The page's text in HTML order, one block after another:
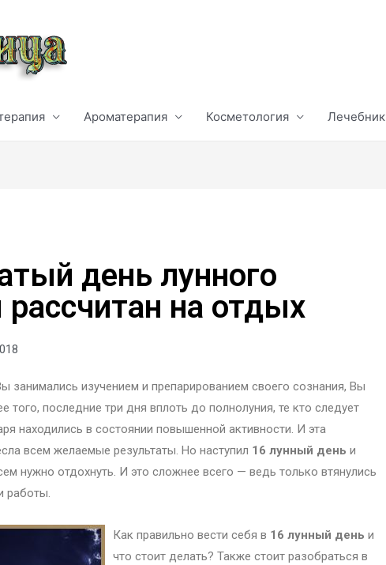
Ароматерапия Косметология Лечебник
день лунного
рассчитан на отдых
занимались изучением и препарированием своего сознания, Вы
того, последние три дня вплоть до полнолуния, те кто следует
находились в состоянии повышенной активности. И эта
всем желаемые результаты. Но наступил 16 лунный день и
нужно отдохнуть. И это сложнее всего — ведь только втянулись
работы.
Как правильно вести себя в 16 лунный деньи
что стоит делать? Также стоит разобраться в